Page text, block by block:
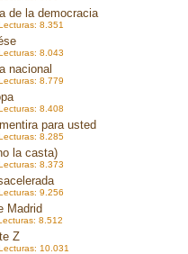
de la democracia
8.351
8.043
nacional
8.779
8.408
para usted
8.285
la casta)
8.373
9.256
Madrid
8.512
Z
10.031